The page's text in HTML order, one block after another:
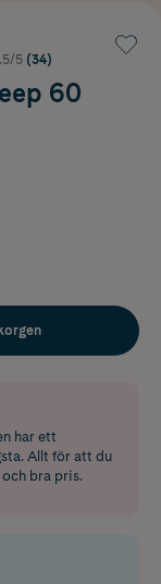
5 (34)
60
har ett
Allt för att du
bra pris.